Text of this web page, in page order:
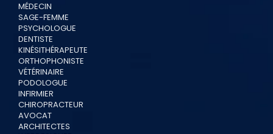
MÉDECIN
SAGE-FEMME
PSYCHOLOGUE
DENTISTE
KINÉSITHÉRAPEUTE
ORTHOPHONISTE
VÉTÉRINAIRE
PODOLOGUE
INFIRMIER
CHIROPRACTEUR
AVOCAT
ARCHITECTES